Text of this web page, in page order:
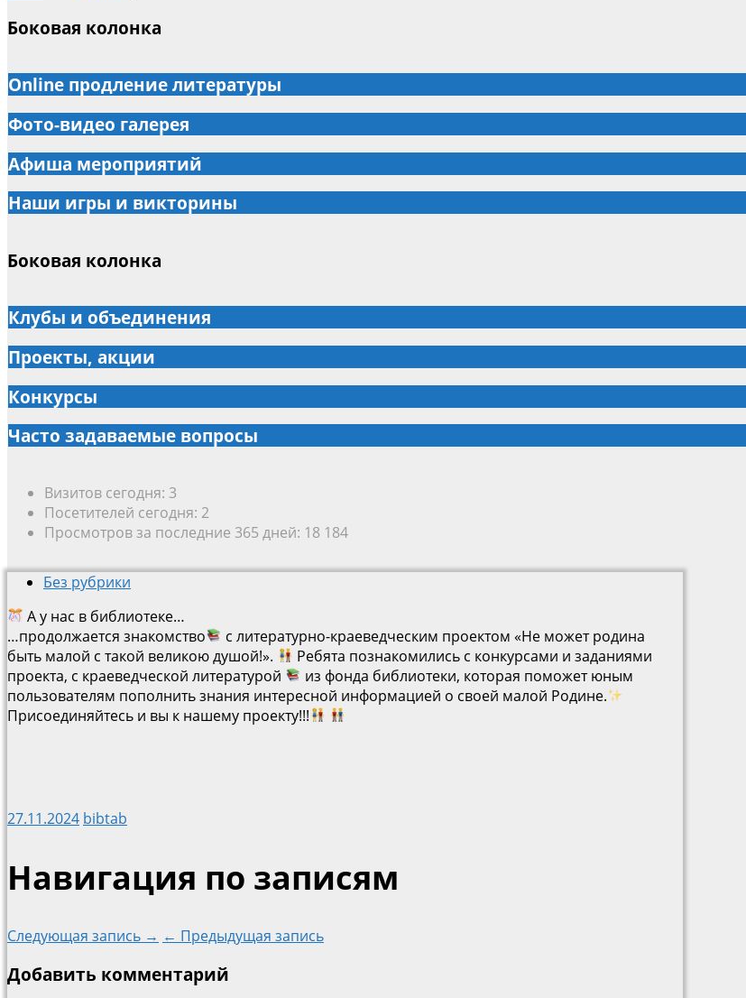
Боковая колонка
Online продление литературы
Фото-видео галерея
Афиша мероприятий
Наши игры и викторины
Боковая колонка
Клубы и объединения
Проекты, акции
Конкурсы
Часто задаваемые вопросы
Визитов сегодня: 3
Посетителей сегодня: 2
Просмотров за последние 365 дней: 18 184
Без рубрики
А у нас в библиотеке…
…продолжается знакомство
с литературно-краеведческим проектом «Не может родина
быть малой с такой великою душой!».
Ребята познакомились с конкурсами и заданиями
проекта, с краеведческой литературой
из фонда библиотеки, которая поможет юным
пользователям пополнить знания интересной информацией о своей малой Родине.
Присоединяйтесь и вы к нашему проекту!!!
27.11.2024 bibtab
Навигация по записям
Следующая запись → ← Предыдущая запись
Добавить комментарий